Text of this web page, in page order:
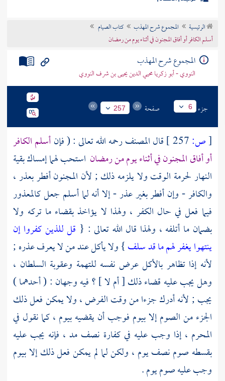
موضوعي
تراجم الأعلام
الرئيسية المجموع شرح المهذب
كتاب الصيام
أسلم الكافر أو أفاق المجنون في أثناء يوم من رمضان
المجموع شرح المهذب
النووي - أبو زكريا محيي الدين يحيى بن شرف النووي
جزء 6 صفحة 257
[ص: قالالمصنفرحمه الله تعالى : ( فإنأسلم الكافر
أو أفاق المجنون في أثناء يوم من رمضان استحب لهما إمساك بقية
النهار لحرمة الوقت ولا يلزمه ذلك ; لأن المجنون أفطر بعذر ،
والكافر - وإن أفطر بغير عذر - إلا أنه لما أسلم جعل كالمعذور
فيما فعل في حال الكفر ، ولهذا لا يؤاخذ بقضاء ما تركه ولا
بضمان ما أتلفه ، ولهذا قال الله تعالى : { قل للذين كفروا إن
ينتهوا يغفر لهم ما قد سلف} ولا يأكل عند من لا يعرف عذره ;
لأنه إذا تظاهر بالأكل عرض نفسه للتهمة وعقوبة السلطان ،
وهل يجب عليه قضاء ذلك [ أم لا ] ؟ فيه وجهان : ( أحدهما )
يجب ; لأنه أدرك جزءا من وقت الفرض ، ولا يمكن فعل ذلك
الجزء من الصوم إلا بيوم فوجب أن يقضيه بيوم ، كما نقول في
المحرم ، إذا وجب عليه في كفارة نصف مد ، فإنه يجب عليه
بقسطه صوم نصف يوم ، ولكن لما لم يمكن فعل ذلك إلا بيوم
وجب عليه صوم يوم .